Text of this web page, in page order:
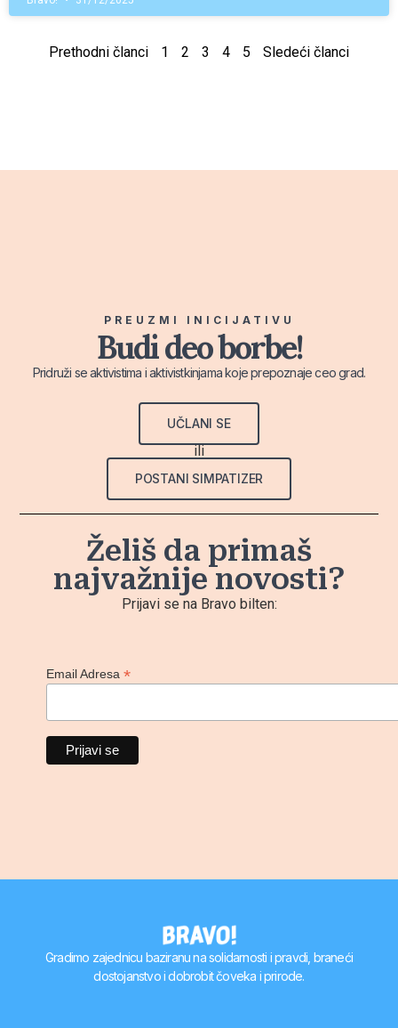
Prethodni članci 1 2 3 4 5 Sledeći članci
PREUZMI INICIJATIVU
Budi deo borbe!
Pridruži se aktivistima i aktivistkinjama koje prepoznaje ceo grad.
UČLANI SE
ili
POSTANI SIMPATIZER
Želiš da primaš
najvažnije novosti?
Prijavi se na Bravo bilten:
Email Adresa*
Gradimo zajednicu baziranu na solidarnosti i pravdi, braneći
dostojanstvo i dobrobit čoveka i prirode.